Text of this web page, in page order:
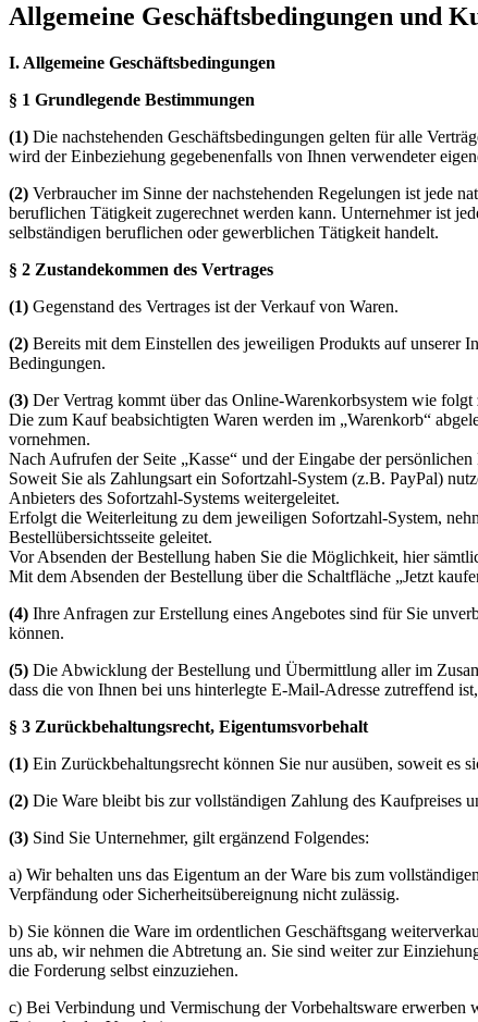
Allgemeine Geschäftsbedingungen und
I. Allgemeine Geschäftsbedingungen
§ 1 Grundlegende Bestimmungen
(1) Die nachstehenden Geschäftsbedingungen gelten für alle
wird der Einbeziehung gegebenenfalls von Ihnen verwendeter
(2) Verbraucher im Sinne der nachstehenden Regelungen ist jede
beruflichen Tätigkeit zugerechnet werden kann. Unternehmer ist
selbständigen beruflichen oder gewerblichen Tätigkeit handelt.
§ 2 Zustandekommen des Vertrages
(1) Gegenstand des Vertrages ist der Verkauf von Waren.
(2) Bereits mit dem Einstellen des jeweiligen Produkts auf unserer
Bedingungen.
(3) Der Vertrag kommt über das Online-Warenkorbsystem wie folgt
Die zum Kauf beabsichtigten Waren werden im „Warenkorb“
vornehmen.
Nach Aufrufen der Seite „Kasse“ und der Eingabe der
Soweit Sie als Zahlungsart ein Sofortzahl-System (z.B. PayPal)
Anbieters des Sofortzahl-Systems weitergeleitet.
Erfolgt die Weiterleitung zu dem jeweiligen Sofortzahl-System,
Bestellübersichtsseite geleitet.
Vor Absenden der Bestellung haben Sie die Möglichkeit, hier
Mit dem Absenden der Bestellung über die Schaltfläche „Jetzt
(4) Ihre Anfragen zur Erstellung eines Angebotes sind für Sie
können.
(5) Die Abwicklung der Bestellung und Übermittlung aller im
dass die von Ihnen bei uns hinterlegte E-Mail-Adresse zutreffend
§ 3 Zurückbehaltungsrecht, Eigentumsvorbehalt
(1) Ein Zurückbehaltungsrecht können Sie nur ausüben, soweit es
(2) Die Ware bleibt bis zur vollständigen Zahlung des Kaufpreises
(3) Sind Sie Unternehmer, gilt ergänzend Folgendes:
a) Wir behalten uns das Eigentum an der Ware bis zum
Verpfändung oder Sicherheitsübereignung nicht zulässig.
b) Sie können die Ware im ordentlichen Geschäftsgang
uns ab, wir nehmen die Abtretung an. Sie sind weiter zur
die Forderung selbst einzuziehen.
c) Bei Verbindung und Vermischung der Vorbehaltsware erwerben